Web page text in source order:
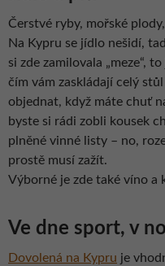
Čerstvé ryby, mořské
Na Kypru se jídlo nešidí,
si zde zamilovala „meze“,
čím vám zaskládají celý
objednat, když máte chuť
byste si rádi zobli kousek
plněné vinné listy – no,
prostě musí zažít.
Výborné je zde také víno a
Ve dne sport, v
Dovolená na Kypru je